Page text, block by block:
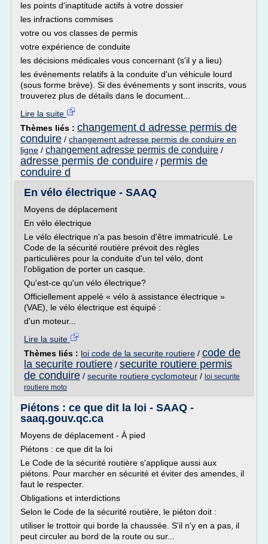
les points d'inaptitude actifs à votre dossier
les infractions commises
votre ou vos classes de permis
votre expérience de conduite
les décisions médicales vous concernant (s'il y a lieu)
les événements relatifs à la conduite d'un véhicule lourd
(sous forme brève). Si des événements y sont inscrits, vous
trouverez plus de détails dans le document...
Lire la suite
Thèmes liés : changement d adresse permis de
conduire / changement adresse permis de conduire en
ligne / changement adresse permis de conduire /
adresse permis de conduire / permis de
conduire d
En vélo électrique - SAAQ
Moyens de déplacement
En vélo électrique
Le vélo électrique n'a pas besoin d'être immatriculé. Le
Code de la sécurité routière prévoit des règles
particulières pour la conduite d'un tel vélo, dont
l'obligation de porter un casque.
Qu'est-ce qu'un vélo électrique?
Officiellement appelé « vélo à assistance électrique »
(VAE), le vélo électrique est équipé :
d'un moteur...
Lire la suite
Thèmes liés : loi code de la securite routiere / code de
la securite routiere / securite routiere permis
de conduire / securite routiere cyclomoteur / loi securite
routiere moto
Piétons : ce que dit la loi - SAAQ -
saaq.gouv.qc.ca
Moyens de déplacement - À pied
Piétons : ce que dit la loi
Le Code de la sécurité routière s'applique aussi aux
piétons. Pour marcher en sécurité et éviter des amendes, il
faut le respecter.
Obligations et interdictions
Selon le Code de la sécurité routière, le piéton doit :
utiliser le trottoir qui borde la chaussée. S'il n'y en a pas, il
peut circuler au bord de la route ou sur...